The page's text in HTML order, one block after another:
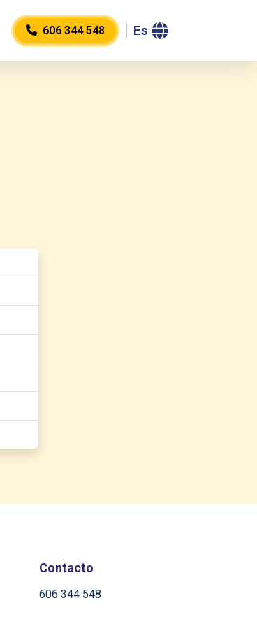
whatsapp
606 344 548 Es
Contacto
606 344 548